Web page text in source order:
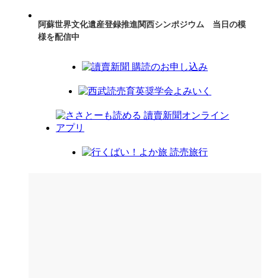
阿蘇世界文化遺産登録推進関西シンポジウム 当日の模
様を配信中